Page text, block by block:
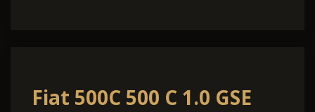
Fiat 500C 500 C 1.0 GSE